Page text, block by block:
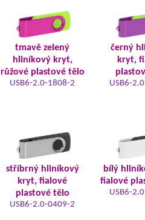
tmavě zelený
hliníkový kryt,
růžové plastové tělo
USB6-2.0-1808-2
černý
kryt,
USB6-
stříbrný hliníkový
kryt, fialové
plastové tělo
USB6-2.0-0409-2
bílý
fialové
USB6-